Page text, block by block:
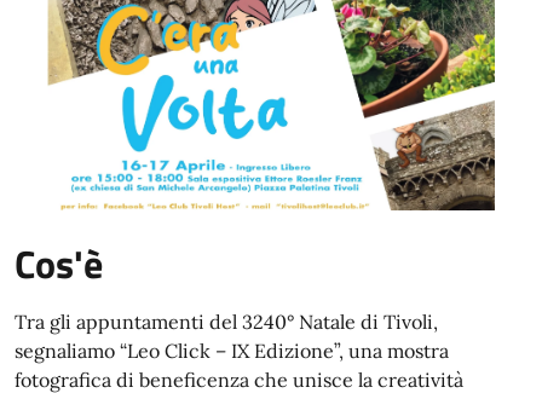
Cos'è
Tra gli appuntamenti del 3240° Natale di Tivoli,
segnaliamo “Leo Click – IX Edizione”, una mostra
fotografica di beneficenza che unisce la creatività